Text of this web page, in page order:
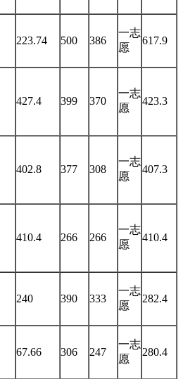
223.74 500 386
一志
愿
617.9
427.4 399 370
一志
愿
423.3
402.8 377 308
一志
愿
407.3
410.4 266 266
一志
愿
410.4
240 390 333
一志
愿
282.4
67.66 306 247
一志
愿
280.4